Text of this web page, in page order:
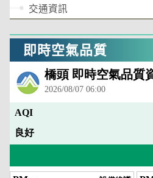
交通資訊
即時空氣品質